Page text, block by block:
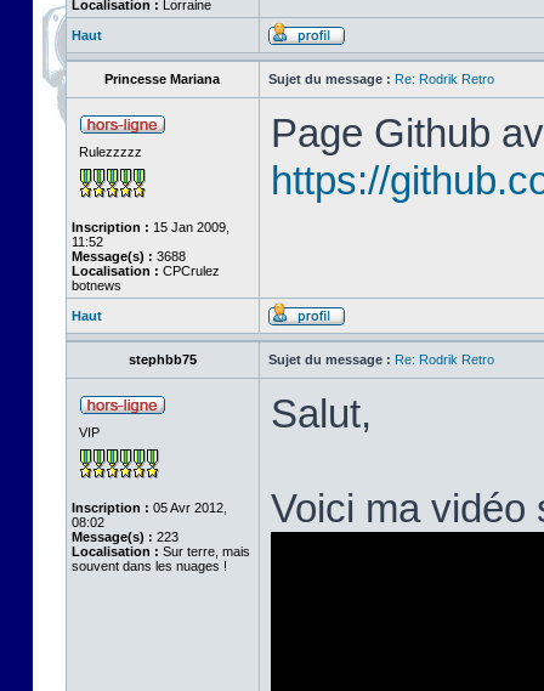
Localisation : Lorraine
Haut
Princesse Mariana Sujet du message : Re: Rodrik Retro
Rulezzzzz
Inscription : 15 Jan 2009,
11:52
Message(s) : 3688
Localisation : CPCrulez
botnews
Page Github
https://
Haut
stephbb75 Sujet du message : Re: Rodrik Retro
VIP
Inscription : 05 Avr 2012,
08:02
Message(s) : 223
Localisation : Sur terre, mais
souvent dans les nuages !
Salut,
Voici ma